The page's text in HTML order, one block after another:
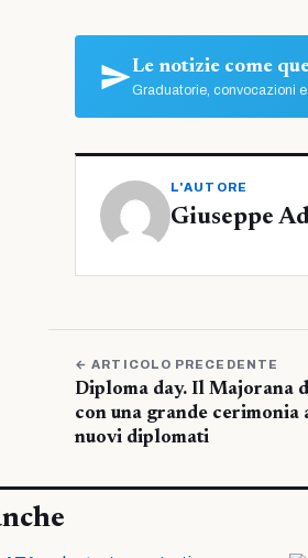
Le notizie come
Graduatorie, convocazioni
L'AUTORE
Giuseppe
← ARTICOLO PRECEDENTE
Diploma day. Il Majorana
con una grande cerimonia
nuovi diplomati